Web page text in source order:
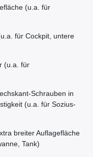
(u.a. für
für Cockpit, untere
(u.a. für
Schrauben in
(u.a. für Sozius-
breiter Auflagefläche
Tank)